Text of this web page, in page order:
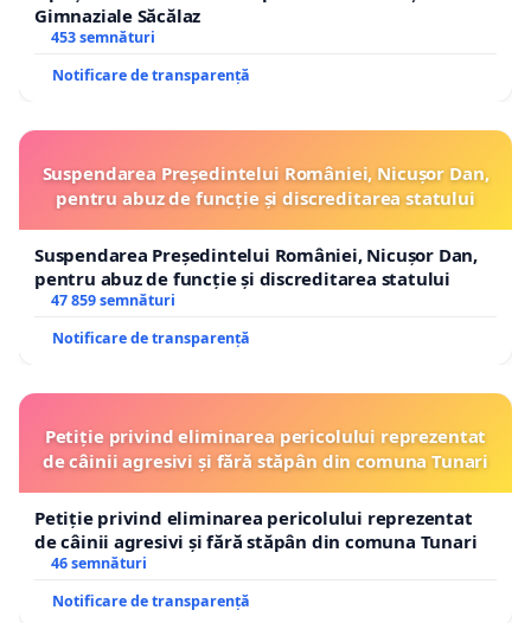
Gimnaziale Săcălaz
453 semnături
Notificare de transparență
Suspendarea Președintelui României, Nicușor Dan,
pentru abuz de funcție și discreditarea statului
Suspendarea Președintelui României, Nicușor Dan,
pentru abuz de funcție și discreditarea statului
47 859 semnături
Notificare de transparență
Petiție privind eliminarea pericolului reprezentat
de câinii agresivi și fără stăpân din comuna Tunari
Petiție privind eliminarea pericolului reprezentat
de câinii agresivi și fără stăpân din comuna Tunari
46 semnături
Notificare de transparență